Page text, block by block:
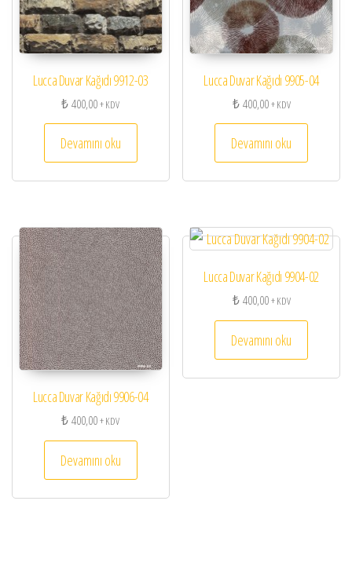
Lucca Duvar Kağıdı 9912-03
₺400,00+ KDV
Devamını oku
Lucca Duvar Kağıdı 9905-04
₺400,00+ KDV
Devamını oku
Lucca Duvar Kağıdı 9906-04
₺400,00+ KDV
Devamını oku
Lucca Duvar Kağıdı 9904-02
₺400,00+ KDV
Devamını oku